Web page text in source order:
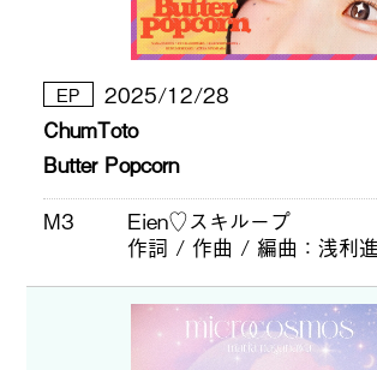
EP
2025/12/28
ChumToto
Butter Popcorn
M3
Eien♡スキループ
作詞 / 作曲 / 編曲
浅利